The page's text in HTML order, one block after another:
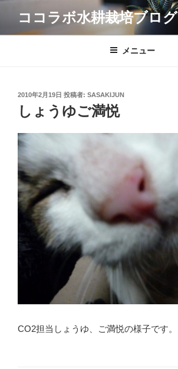
テ
ココラボ水耕栽培ブログ
メニュー
投
稿
日:
2010年2月19日 投稿者: SASAKIJUN
しょうゆご満悦
CO2担当しょうゆ、ご満悦の様子です。